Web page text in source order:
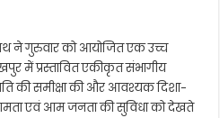
ने गुरुवार को आयोजित एक उच्च
में प्रस्तावित एकीकृत संभागीय
की समीक्षा की और आवश्यक दिशा-
एवं आम जनता की सुविधा को देखते